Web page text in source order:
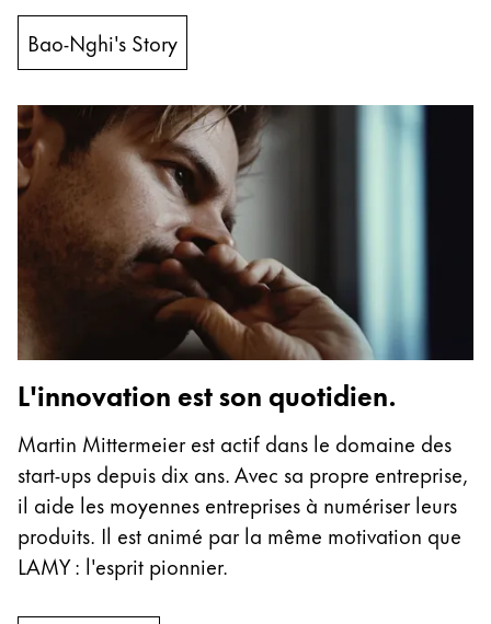
English
Asie-Pacifique
Cette région répertorie les pays et les langues
Australia
English
China
中文
South Korea
English
Singapore
English
Taiwan
Bao-Nghi's Story
L'innovation est son quotidien.
Martin Mittermeier est actif dans le domaine des
start-ups depuis dix ans. Avec sa propre entreprise,
il aide les moyennes entreprises à numériser leurs
produits. Il est animé par la même motivation que
LAMY : l'esprit pionnier.